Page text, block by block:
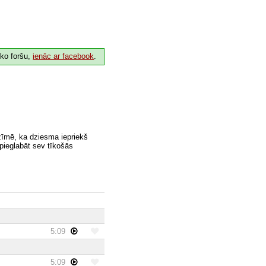
ko foršu,ienāc ar facebook.
ka dziesma iepriekš
sev tīkošās
5:09
5:09